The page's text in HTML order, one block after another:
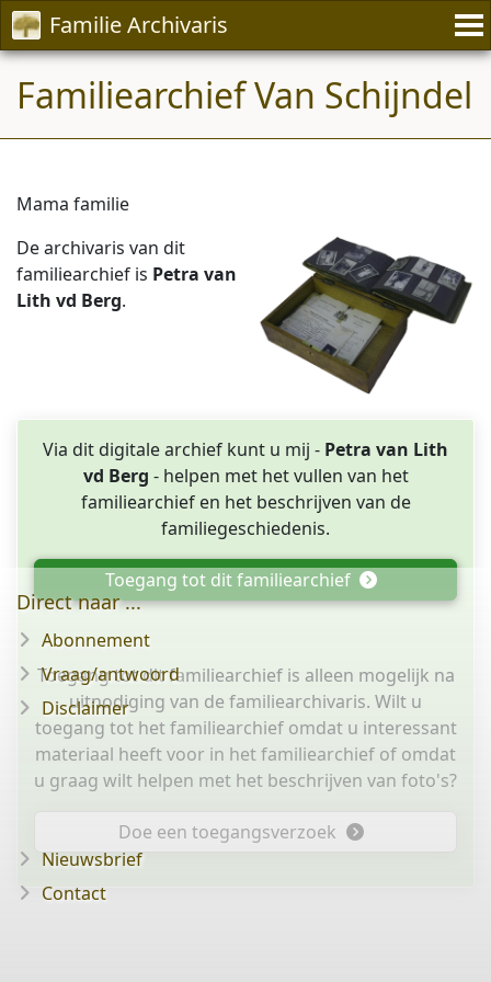
Familie Archivaris
Familiearchief Van Schijndel
Mama familie
De archivaris van dit
familiearchief is Petra van
Lith vd Berg.
Via dit digitale archief kunt u mij - Petra van Lith
vd Berg - helpen met het vullen van het
familiearchief en het beschrijven van de
familiegeschiedenis.
Toegang tot dit familiearchief
Toegang tot dit familiearchief is alleen mogelijk na
uitnodiging van de familiearchivaris. Wilt u
toegang tot het familiearchief omdat u interessant
materiaal heeft voor in het familiearchief of omdat
u graag wilt helpen met het beschrijven van foto's?
Doe een toegangsverzoek
Direct naar ...
Abonnement
Vraag/antwoord
Disclaimer
Nieuwsbrief
Contact